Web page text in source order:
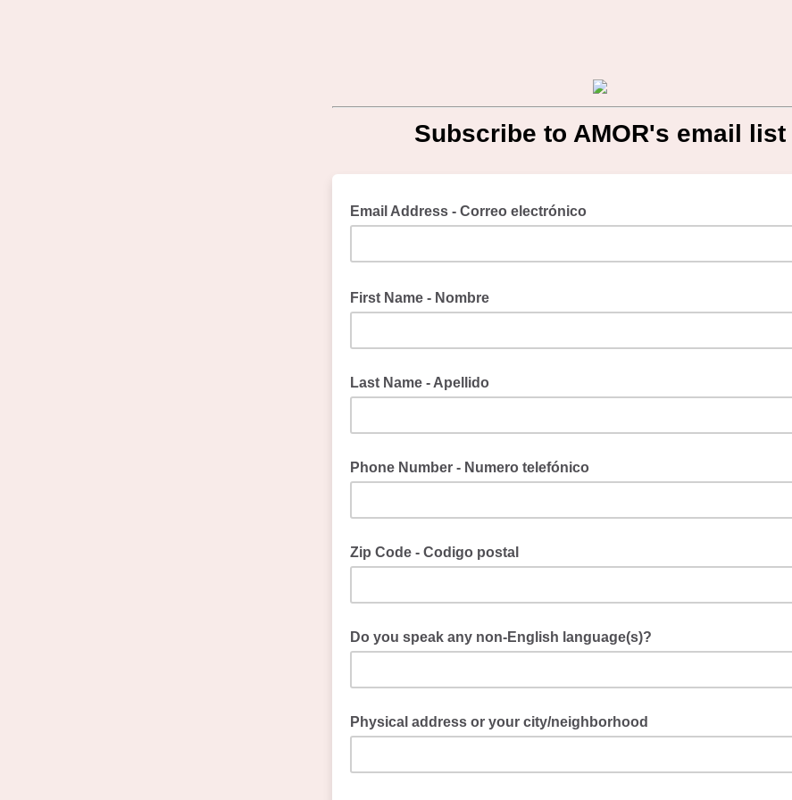
Subscribe to AMOR's email list
Email Address - Correo electrónico
First Name - Nombre
Last Name - Apellido
Phone Number - Numero telefónico
Zip Code - Codigo postal
Do you speak any non-English language(s)?
Physical address or your city/neighborhood